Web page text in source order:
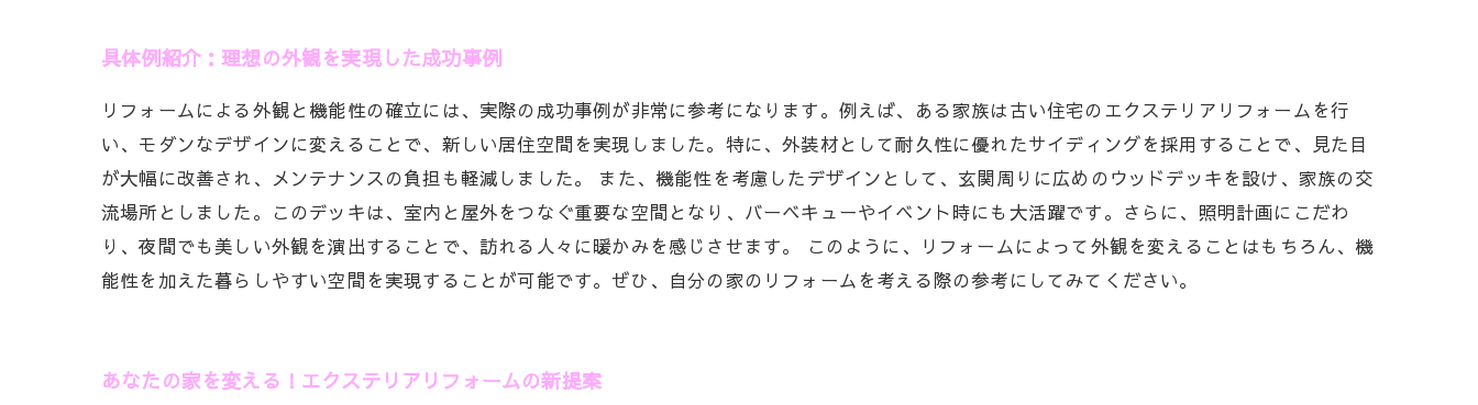
具体例紹介：理想の外観を実現した成功事例
リフォームによる外観と機能性の確立には、実際の成功事例が非常に参考になります。例えば、ある家族は古い住宅のエクステリアリフォームを行
い、モダンなデザインに変えることで、新しい居住空間を実現しました。特に、外装材として耐久性に優れたサイディングを採用することで、見た目
が大幅に改善され、メンテナンスの負担も軽減しました。 また、機能性を考慮したデザインとして、玄関周りに広めのウッドデッキを設け、家族の交
流場所としました。このデッキは、室内と屋外をつなぐ重要な空間となり、バーベキューやイベント時にも大活躍です。さらに、照明計画にこだわ
り、夜間でも美しい外観を演出することで、訪れる人々に暖かみを感じさせます。 このように、リフォームによって外観を変えることはもちろん、機
能性を加えた暮らしやすい空間を実現することが可能です。ぜひ、自分の家のリフォームを考える際の参考にしてみてください。
あなたの家を変える！エクステリアリフォームの新提案